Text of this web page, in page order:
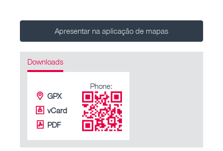
Apresentar na aplicação de mapas
Downloads
GPX
vCard
PDF
Phone: